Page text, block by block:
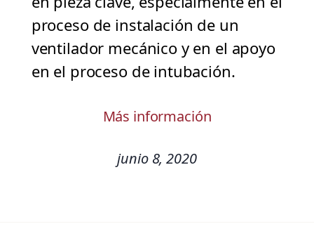
proceso de instalación de un
ventilador mecánico y en el apoyo
en el proceso de intubación.
Más información
junio 8, 2020